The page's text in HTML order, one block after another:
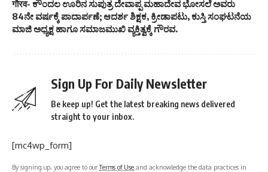
गौरव- ಕೌಂದಲ ಊರಿನ ಸುಪುತ್ರ ದೇವಾಪ್ಪ ಮಹಾದೇವ ಭೋಸಲೆ ಅವರು
84ನೇ ವರ್ಷಕ್ಕೆ ಪಾದಾರ್ಪಣೆ; ಆದರ್ಶ ಶಿಕ್ಷಕ, ಕ್ರೀಡಾಪಟು, ಕುಸ್ತಿ ಸಂಘಟನೆಯ
ಮಾಜಿ ಅಧ್ಯಕ್ಷ ಹಾಗೂ ಸಮಾಜಮುಖಿ ವ್ಯಕ್ತಿತ್ವಕ್ಕೆ ಗೌರವ.
Sign Up For Daily Newsletter
Be keep up! Get the latest breaking news delivered
straight to your inbox.
[mc4wp_form]
By signing up, you agree to ourTerms of Use and acknowledge the data practices in